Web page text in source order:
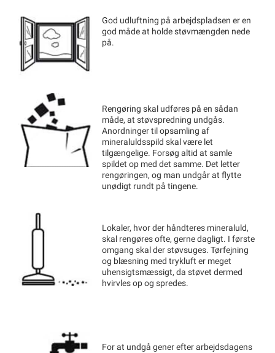
God udluftning på arbejdspladsen er en
god måde at holde støvmængden nede
på.
Rengøring skal udføres på en sådan
måde, at støvspredning undgås.
Anordninger til opsamling af
mineraluldsspild skal være let
tilgængelige. Forsøg altid at samle
spildet op med det samme. Det letter
rengøringen, og man undgår at flytte
unødigt rundt på tingene.
Lokaler, hvor der håndteres mineraluld,
skal rengøres ofte, gerne dagligt. I første
omgang skal der støvsuges. Tørfejning
og blæsning med trykluft er meget
uhensigtsmæssigt, da støvet dermed
hvirvles op og spredes.
For at undgå gener efter arbejdsdagens